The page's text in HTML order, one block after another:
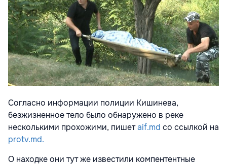
Согласно информации полиции Кишинева,
безжизненное тело было обнаружено в реке
несколькими прохожими, пишетaif.md со ссылкой на
protv.md.
О находке они тут же известили компентентные